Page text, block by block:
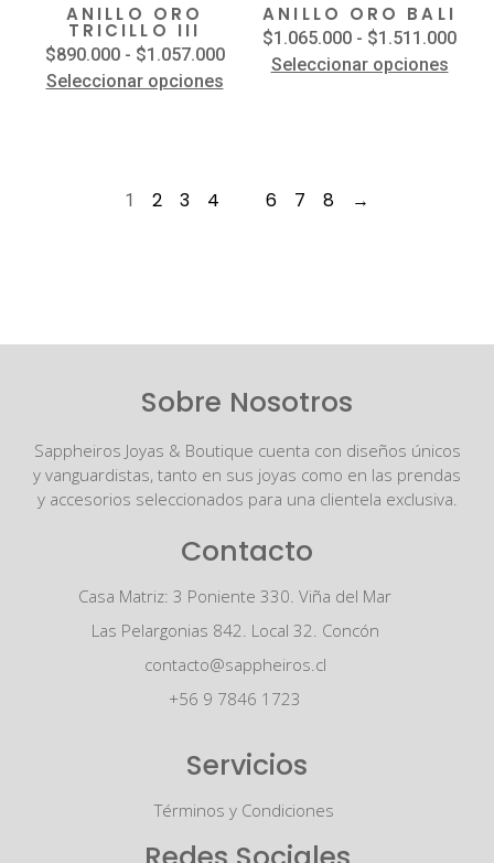
ANILLO ORO
TRICILLO III
$890.000 - $1.057.000
Seleccionar opciones
ANILLO ORO BALI
$1.065.000 - $1.511.000
Seleccionar opciones
1 2 3 4 6 7 8 →
Sobre Nosotros
Sappheiros Joyas & Boutique cuenta con diseños únicos
y vanguardistas, tanto en sus joyas como en las prendas
y accesorios seleccionados para una clientela exclusiva.
Contacto
Casa Matriz: 3 Poniente 330. Viña del Mar
Las Pelargonias 842. Local 32. Concón
contacto@sappheiros.cl
+56 9 7846 1723
Servicios
Términos y Condiciones